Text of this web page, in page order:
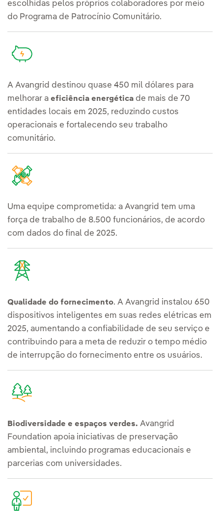
escolhidas pelos próprios colaboradores por meio
do Programa de Patrocínio Comunitário.
A Avangrid destinou quase 450 mil dólares para
melhorar a eficiência energética de mais de 70
entidades locais em 2025, reduzindo custos
operacionais e fortalecendo seu trabalho
comunitário.
Uma equipe comprometida: a Avangrid tem uma
força de trabalho de 8.500 funcionários, de acordo
com dados do final de 2025.
Qualidade do fornecimento. A Avangrid instalou 650
dispositivos inteligentes em suas redes elétricas em
2025, aumentando a confiabilidade de seu serviço e
contribuindo para a meta de reduzir o tempo médio
de interrupção do fornecimento entre os usuários.
Biodiversidade e espaços verdes. Avangrid
Foundation apoia iniciativas de preservação
ambiental, incluindo programas educacionais e
parcerias com universidades.